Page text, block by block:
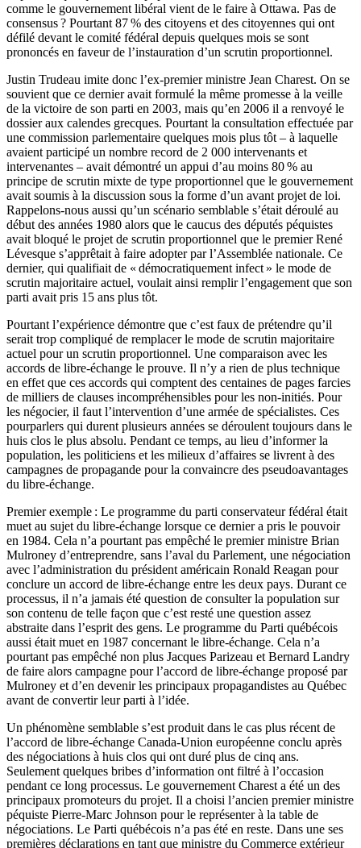
comme le gouvernement libéral vient de le faire à Ottawa. Pas de
consensus ? Pourtant 87 % des citoyens et des citoyennes qui ont
défilé devant le comité fédéral depuis quelques mois se sont
prononcés en faveur de l’instauration d’un scrutin proportionnel.
Justin Trudeau imite donc l’ex-premier ministre Jean Charest. On se
souvient que ce dernier avait formulé la même promesse à la veille
de la victoire de son parti en 2003, mais qu’en 2006 il a renvoyé le
dossier aux calendes grecques. Pourtant la consultation effectuée par
une commission parlementaire quelques mois plus tôt – à laquelle
avaient participé un nombre record de 2 000 intervenants et
intervenantes – avait démontré un appui d’au moins 80 % au
principe de scrutin mixte de type proportionnel que le gouvernement
avait soumis à la discussion sous la forme d’un avant projet de loi.
Rappelons-nous aussi qu’un scénario semblable s’était déroulé au
début des années 1980 alors que le caucus des députés péquistes
avait bloqué le projet de scrutin proportionnel que le premier René
Lévesque s’apprêtait à faire adopter par l’Assemblée nationale. Ce
dernier, qui qualifiait de « démocratiquement infect » le mode de
scrutin majoritaire actuel, voulait ainsi remplir l’engagement que son
parti avait pris 15 ans plus tôt.
Pourtant l’expérience démontre que c’est faux de prétendre qu’il
serait trop compliqué de remplacer le mode de scrutin majoritaire
actuel pour un scrutin proportionnel. Une comparaison avec les
accords de libre-échange le prouve. Il n’y a rien de plus technique
en effet que ces accords qui comptent des centaines de pages farcies
de milliers de clauses incompréhensibles pour les non-initiés. Pour
les négocier, il faut l’intervention d’une armée de spécialistes. Ces
pourparlers qui durent plusieurs années se déroulent toujours dans le
huis clos le plus absolu. Pendant ce temps, au lieu d’informer la
population, les politiciens et les milieux d’affaires se livrent à des
campagnes de propagande pour la convaincre des pseudoavantages
du libre-échange.
Premier exemple : Le programme du parti conservateur fédéral était
muet au sujet du libre-échange lorsque ce dernier a pris le pouvoir
en 1984. Cela n’a pourtant pas empêché le premier ministre Brian
Mulroney d’entreprendre, sans l’aval du Parlement, une négociation
avec l’administration du président américain Ronald Reagan pour
conclure un accord de libre-échange entre les deux pays. Durant ce
processus, il n’a jamais été question de consulter la population sur
son contenu de telle façon que c’est resté une question assez
abstraite dans l’esprit des gens. Le programme du Parti québécois
aussi était muet en 1987 concernant le libre-échange. Cela n’a
pourtant pas empêché non plus Jacques Parizeau et Bernard Landry
de faire alors campagne pour l’accord de libre-échange proposé par
Mulroney et d’en devenir les principaux propagandistes au Québec
avant de convertir leur parti à l’idée.
Un phénomène semblable s’est produit dans le cas plus récent de
l’accord de libre-échange Canada-Union européenne conclu après
des négociations à huis clos qui ont duré plus de cinq ans.
Seulement quelques bribes d’information ont filtré à l’occasion
pendant ce long processus. Le gouvernement Charest a été un des
principaux promoteurs du projet. Il a choisi l’ancien premier ministre
péquiste Pierre-Marc Johnson pour le représenter à la table de
négociations. Le Parti québécois n’a pas été en reste. Dans une ses
premières déclarations en tant que ministre du Commerce extérieur